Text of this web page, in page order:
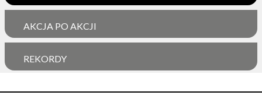
AKCJA PO AKCJI
REKORDY